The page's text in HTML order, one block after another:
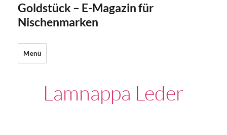
Goldstück – E-Magazin für
Nischenmarken
Menü
Lamnappa Leder